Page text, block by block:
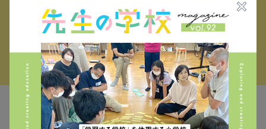
民間企業 (63) 公立 (347) 私立 (356)
オルタナティブスクール (18) 教育委員会 (4)
MAIL MAGAZINE